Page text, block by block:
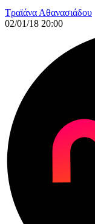
Τραϊάνα Αθανασιάδου
02/01/18 20:00